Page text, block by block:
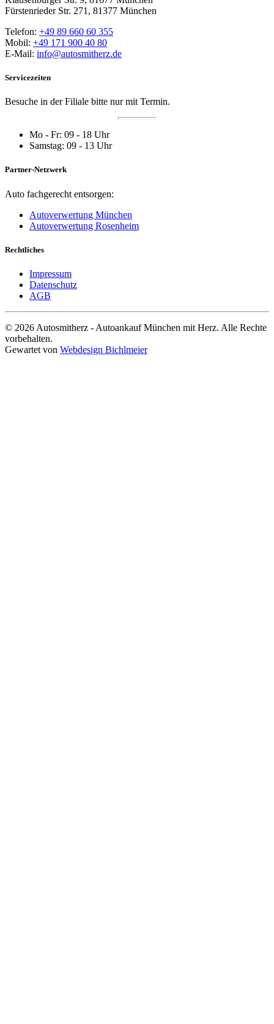
Fürstenrieder Str. 271, 81377 München
Telefon: +49 89 660 60 355
Mobil: +49 171 900 40 80
E-Mail: info@autosmitherz.de
Servicezeiten
Besuche in der Filiale bitte nur mit Termin.
Mo - Fr: 09 - 18 Uhr
Samstag: 09 - 13 Uhr
Partner-Netzwerk
Auto fachgerecht entsorgen:
Autoverwertung München
Autoverwertung Rosenheim
Rechtliches
Impressum
Datenschutz
AGB
© 2026 Autosmitherz - Autoankauf München mit Herz. Alle Rechte
vorbehalten.
Gewartet von Webdesign Bichlmeier